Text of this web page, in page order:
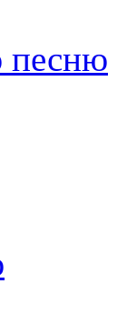
песню